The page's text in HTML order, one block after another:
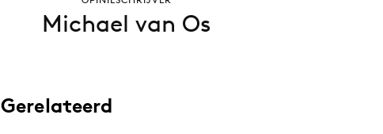
Michael van Os
Gerelateerd